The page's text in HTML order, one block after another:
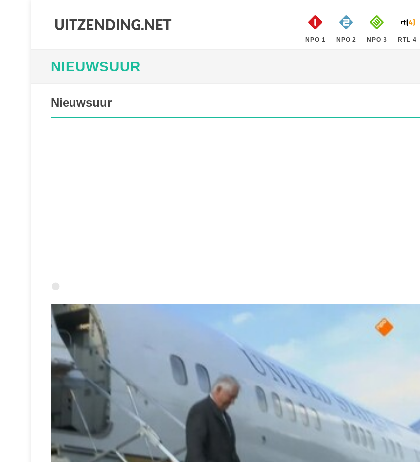
NPO 1 NPO 2 NPO 3 RTL 4
NIEUWSUUR
Nieuwsuur